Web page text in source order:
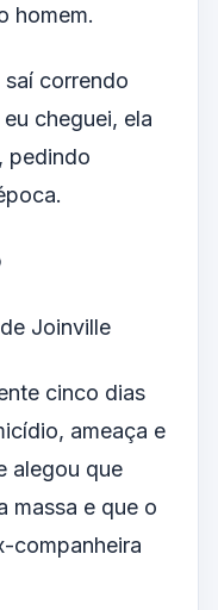
homem.
saí correndo
cheguei, ela
pedindo
Joinville
cinco dias
ameaça e
alegou que
massa e que o
companheira